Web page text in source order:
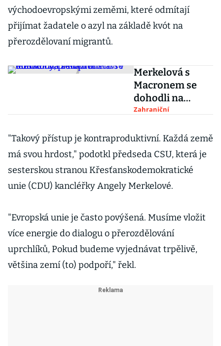
východoevropskými zeměmi, které odmítají
přijímat žadatele o azyl na základě kvót na
přerozdělovaní migrantů.
Merkelová s
Macronem se
dohodli na
reformě
představí v létě
Zahraniční
"Takový přístup je kontraproduktivní. Každá země
má svou hrdost," podotkl předseda CSU, která je
sesterskou stranou Křesťanskodemokratické
unie (CDU) kancléřky Angely Merkelové.
"Evropská unie je často povýšená. Musíme vložit
více energie do dialogu o přerozdělování
uprchlíků, Pokud budeme vyjednávat trpělivě,
většina zemí (to) podpoří," řekl.